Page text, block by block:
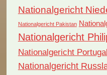
Nationalgericht
Nationalgericht Pakistan
Nationalgericht
Nationalgericht Portugal
Nationalgericht